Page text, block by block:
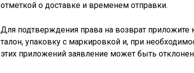
отметкой о доставке и временем отправки.
Для подтверждения права на возврат приложите
талон, упаковку с маркировкой и, при
этих приложений заявление может быть